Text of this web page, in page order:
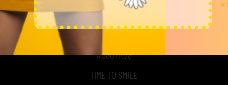
MI CUENTA
ACCESO A MI CUENTA
NOSOTROS
TIME TO SMILE